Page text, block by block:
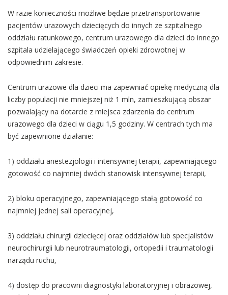
W razie konieczności możliwe będzie przetransportowanie
pacjentów urazowych dziecięcych do innych ze szpitalnego
oddziału ratunkowego, centrum urazowego dla dzieci do innego
szpitala udzielającego świadczeń opieki zdrowotnej w
odpowiednim zakresie.
Centrum urazowe dla dzieci ma zapewniać opiekę medyczną dla
liczby populacji nie mniejszej niż 1 mln, zamieszkującą obszar
pozwalający na dotarcie z miejsca zdarzenia do centrum
urazowego dla dzieci w ciągu 1,5 godziny. W centrach tych ma
być zapewnione działanie:
1) oddziału anestezjologii i intensywnej terapii, zapewniającego
gotowość co najmniej dwóch stanowisk intensywnej terapii,
2) bloku operacyjnego, zapewniającego stałą gotowość co
najmniej jednej sali operacyjnej,
3) oddziału chirurgii dziecięcej oraz oddziałów lub specjalistów
neurochirurgii lub neurotraumatologii, ortopedii i traumatologii
narządu ruchu,
4) dostęp do pracowni diagnostyki laboratoryjnej i obrazowej,